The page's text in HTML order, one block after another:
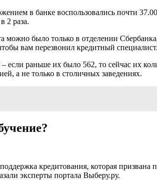
в банке воспользовались почти
2 раза.
было только в отделении
вам перезвонил кредитный специалист.
раньше их было 562, то сейчас их
а не только в столичных заведениях.
кредитования, которая призвана
эксперты портала Выберу.ру.